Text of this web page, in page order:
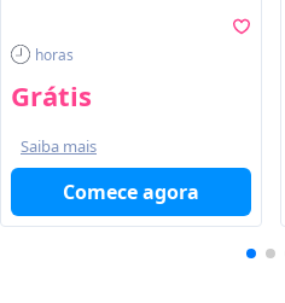
horas
Grátis
Saiba mais
Comece agora